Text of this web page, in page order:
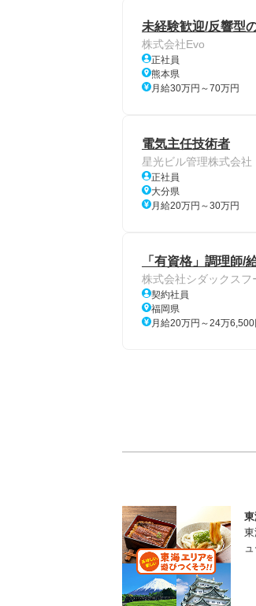
未経験歓迎/反響型
株式会社Evo
正社員
熊本県
月給30万円～70万円
電気主任技術者
星光ビル管理株式会社
正社員
大分県
月給20万円～30万円
「有資格」調理師/
株式会社シダックスフ
契約社員
福岡県
月給20万円～24万6,500